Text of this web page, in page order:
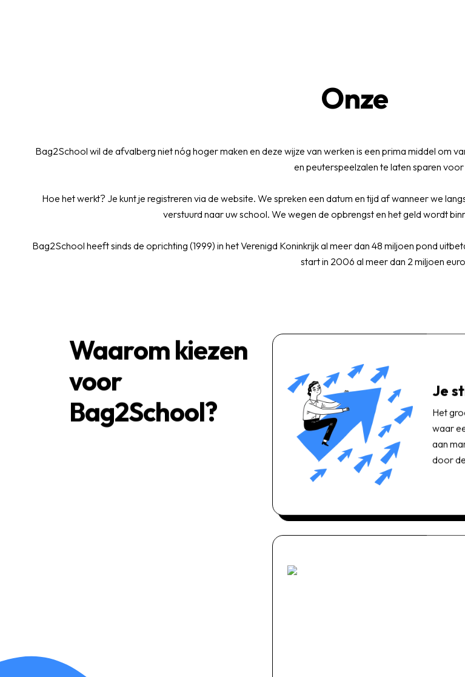
Onze
Bag2School wil de afvalberg niet nóg hoger maken en deze wijze van werken is een prima middel om
en peuterspeelzalen te laten sparen
Hoe het werkt? Je kunt je registreren via de website. We spreken een datum en tijd af wanneer we
verstuurd naar uw school. We wegen de opbrengst en het geld wordt
Bag2School heeft sinds de oprichting (1999) in het Verenigd Koninkrijk al meer dan 48 miljoen pond
start in 2006 al meer dan 2 miljoen
Waarom kiezen
voor
Bag2School?
Je
Het
waar
aan
door